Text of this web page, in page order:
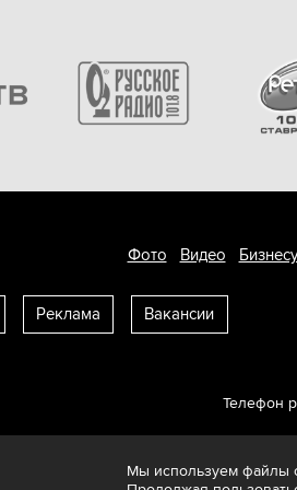
Фото Видео
Реклама Вакансии
Телефон
Мы используем файлы